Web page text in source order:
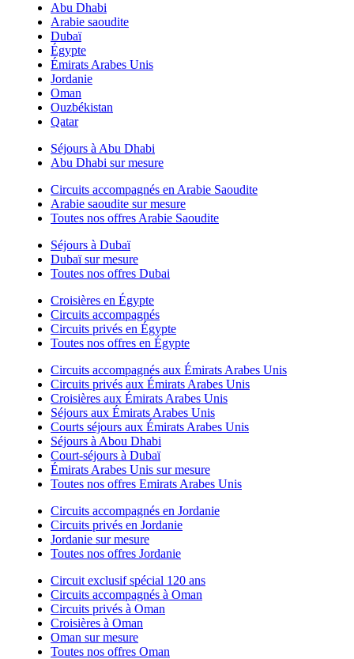
Abu Dhabi
Arabie saoudite
Dubaï
Égypte
Émirats Arabes Unis
Jordanie
Oman
Ouzbékistan
Qatar
Séjours à Abu Dhabi
Abu Dhabi sur mesure
Circuits accompagnés en Arabie Saoudite
Arabie saoudite sur mesure
Toutes nos offres Arabie Saoudite
Séjours à Dubaï
Dubaï sur mesure
Toutes nos offres Dubai
Croisières en Égypte
Circuits accompagnés
Circuits privés en Égypte
Toutes nos offres en Égypte
Circuits accompagnés aux Émirats Arabes Unis
Circuits privés aux Émirats Arabes Unis
Croisières aux Émirats Arabes Unis
Séjours aux Émirats Arabes Unis
Courts séjours aux Émirats Arabes Unis
Séjours à Abou Dhabi
Court-séjours à Dubaï
Émirats Arabes Unis sur mesure
Toutes nos offres Emirats Arabes Unis
Circuits accompagnés en Jordanie
Circuits privés en Jordanie
Jordanie sur mesure
Toutes nos offres Jordanie
Circuit exclusif spécial 120 ans
Circuits accompagnés à Oman
Circuits privés à Oman
Croisières à Oman
Oman sur mesure
Toutes nos offres Oman